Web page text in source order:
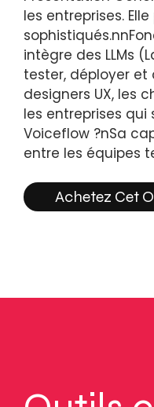
les entreprises.
intègre des LLMs
tester, déployer et
designers UX, les
les entreprises
Voiceflow ?nSa
entre les équipes
Achetez Cet